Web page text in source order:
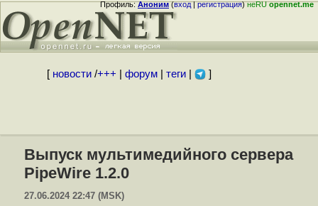
Профиль:Аноним(вход|регистрация)неRUopennet.me
[ новости/+++ форум| теги| ]
Выпуск мультимедийного сервера
PipeWire 1.2.0
27.06.2024 22:47 (MSK)